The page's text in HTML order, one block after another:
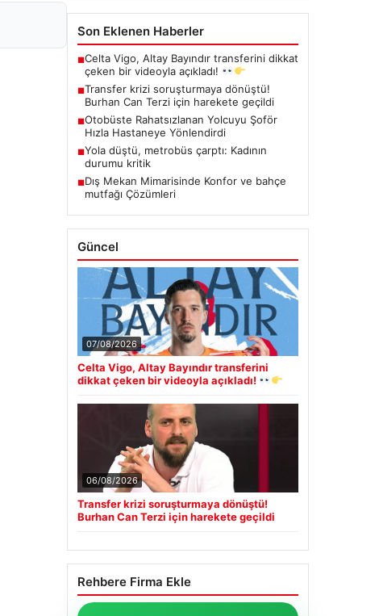
Son Eklenen Haberler
■Celta Vigo, Altay Bayındır transferini dikkat
çeken bir videoyla açıkladı!
■Transfer krizi soruşturmaya dönüştü!
Burhan Can Terzi için harekete geçildi
■Otobüste Rahatsızlanan Yolcuyu Şoför
Hızla Hastaneye Yönlendirdi
■Yola düştü, metrobüs çarptı: Kadının
durumu kritik
■Dış Mekan Mimarisinde Konfor ve bahçe
mutfağı Çözümleri
Güncel
07/08/2026
Celta Vigo, Altay Bayındır transferini
dikkat çeken bir videoyla açıkladı!
06/08/2026
Transfer krizi soruşturmaya dönüştü!
Burhan Can Terzi için harekete geçildi
Rehbere Firma Ekle